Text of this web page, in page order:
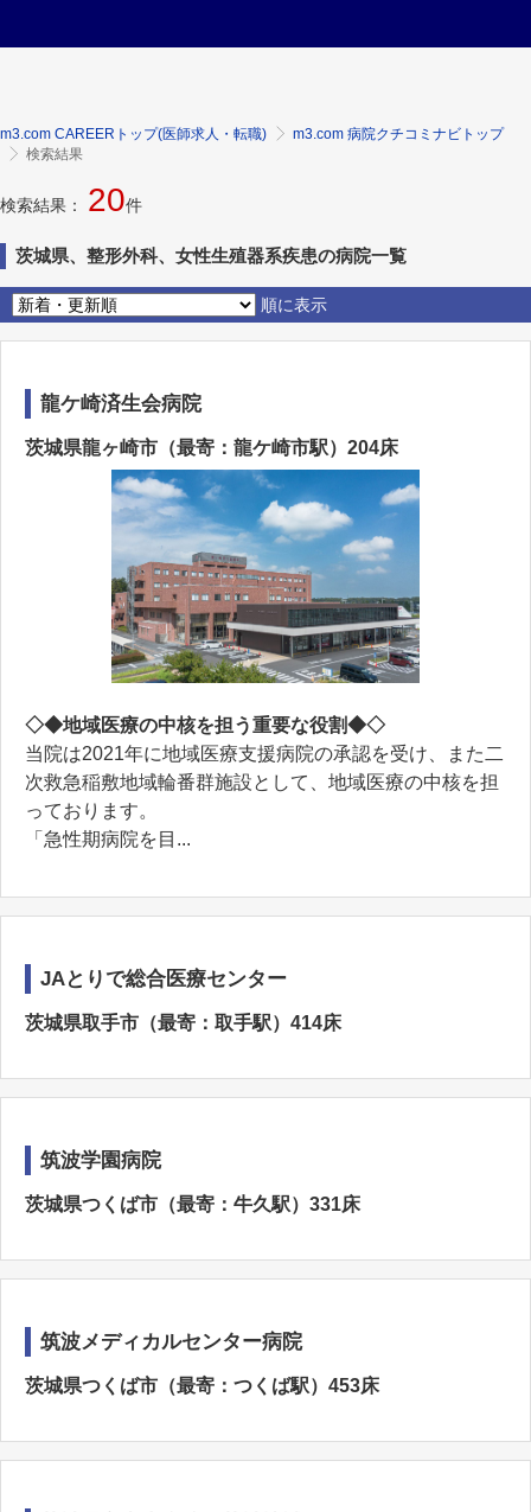
m3.com CAREERトップ(医師求人・転職)
m3.com 病院クチコミナビトップ
検索結果
検索結果： 20件
茨城県、整形外科、女性生殖器系疾患の病院一覧
順に表示
龍ケ崎済生会病院
茨城県龍ヶ崎市（最寄：龍ケ崎市駅）204床
◇◆地域医療の中核を担う重要な役割◆◇
当院は2021年に地域医療支援病院の承認を受け、また二
次救急稲敷地域輪番群施設として、地域医療の中核を担
っております。
「急性期病院を目...
JAとりで総合医療センター
茨城県取手市（最寄：取手駅）414床
筑波学園病院
茨城県つくば市（最寄：牛久駅）331床
筑波メディカルセンター病院
茨城県つくば市（最寄：つくば駅）453床